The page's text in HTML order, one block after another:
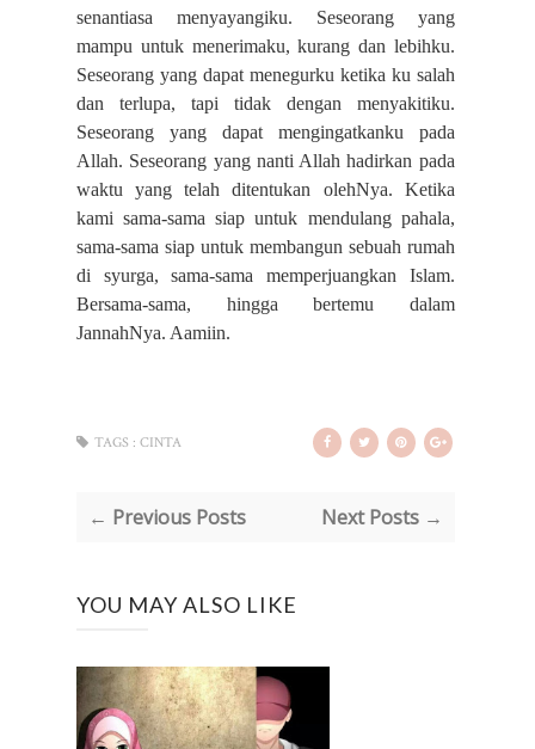
senantiasa menyayangiku. Seseorang yang
mampu untuk menerimaku, kurang dan lebihku.
Seseorang yang dapat menegurku ketika ku salah
dan terlupa, tapi tidak dengan menyakitiku.
Seseorang yang dapat mengingatkanku pada
Allah. Seseorang yang nanti Allah hadirkan pada
waktu yang telah ditentukan olehNya. Ketika
kami sama-sama siap untuk mendulang pahala,
sama-sama siap untuk membangun sebuah rumah
di syurga, sama-sama memperjuangkan Islam.
Bersama-sama, hingga bertemu dalam
JannahNya. Aamiin.
TAGS : CINTA
← Previous Posts Next Posts →
YOU MAY ALSO LIKE